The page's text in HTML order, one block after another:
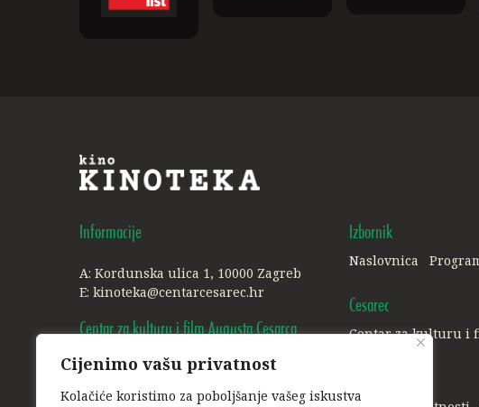
Cijenimo vašu privatnost
Kolačiće koristimo za poboljšanje vašeg iskustva
Informacije
A: Kordunska ulica 1, 10000 Zagreb
E: kinoteka@centarcesarec.hr
Centar za kulturu i film Augusta Cesarca
A: Ilica 227, 1. i 3. kat, 10000 Zagreb
E:info@centarcesarec.hr
Izbornik
Naslovnica
Cesarec
Centar za kulturu i